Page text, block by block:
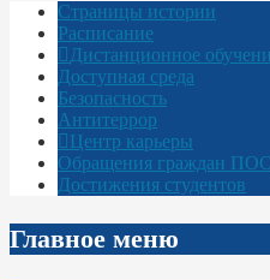
Страницы истории
Расписание
Дистанционное
Доступная среда
Безопасность
Антитеррор
Центр карьеры
Обращения граждан ПОС
Достижения студентов
Главное меню